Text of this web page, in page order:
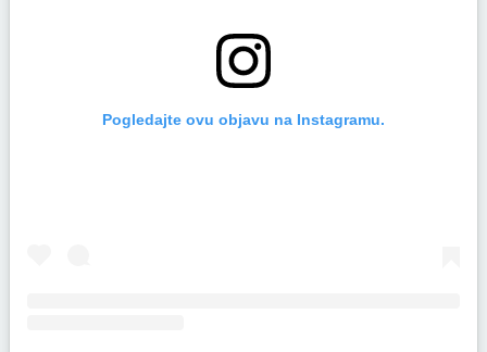
Pogledajte ovu objavu na Instagramu.